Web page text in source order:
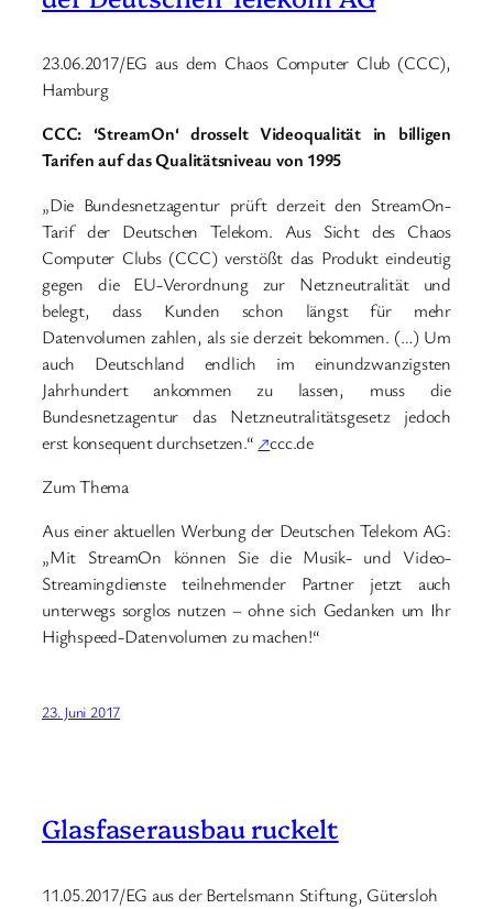
23.06.2017/EG aus dem Chaos Computer Club (CCC),
Hamburg
CCC: ‘StreamOn‘ drosselt Videoqualität in billigen
Tarifen auf das Qualitätsniveau von 1995
„Die Bundesnetzagentur prüft derzeit den StreamOn-
Tarif der Deutschen Telekom. Aus Sicht des Chaos
Computer Clubs (CCC) verstößt das Produkt eindeutig
gegen die EU-Verordnung zur Netzneutralität und
belegt, dass Kunden schon längst für mehr
Datenvolumen zahlen, als sie derzeit bekommen. (…) Um
auch Deutschland endlich im einundzwanzigsten
Jahrhundert ankommen zu lassen, muss die
Bundesnetzagentur das Netzneutralitätsgesetz jedoch
erst konsequent durchsetzen.“ ↗ccc.de
Zum Thema
Aus einer aktuellen Werbung der Deutschen Telekom AG:
„Mit StreamOn können Sie die Musik- und Video-
Streamingdienste teilnehmender Partner jetzt auch
unterwegs sorglos nutzen – ohne sich Gedanken um Ihr
Highspeed-Datenvolumen zu machen!“
23. Juni 2017
Glasfaserausbau ruckelt
11.05.2017/EG aus der Bertelsmann Stiftung, Gütersloh